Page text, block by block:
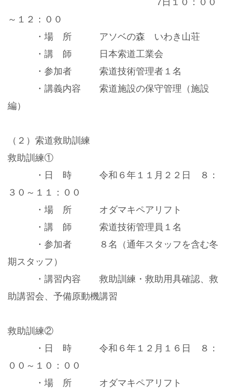
～１２：００
・場 所 アソベの森 いわき山荘
・講 師 日本索道工業会
・参加者 索道技術管理者１名
・講義内容 索道施設の保守管理（施設
編）
（２）索道救助訓練
救助訓練①
・日 時 令和６年１１月２２日 ８：
３０～１１：００
・場 所 オダマキペアリフト
・講 師 索道技術管理員１名
・参加者 ８名（通年スタッフを含む冬
期スタッフ）
・講習内容 救助訓練・救助用具確認、救
助講習会、予備原動機講習
救助訓練②
・日 時 令和６年１２月１６日 ８：
００～１０：００
・場 所 オダマキペアリフト